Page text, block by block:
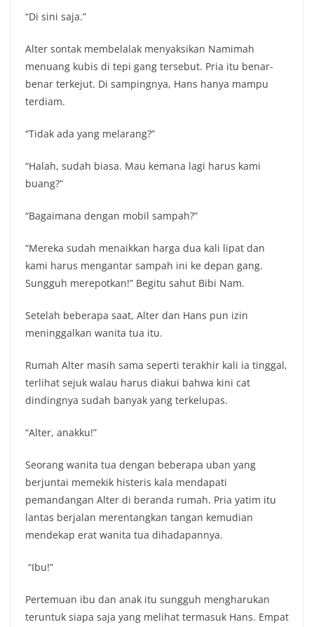
“Di sini saja.”
Alter sontak membelalak menyaksikan Namimah
menuang kubis di tepi gang tersebut. Pria itu benar-
benar terkejut. Di sampingnya, Hans hanya mampu
terdiam.
“Tidak ada yang melarang?”
“Halah, sudah biasa. Mau kemana lagi harus kami
buang?”
“Bagaimana dengan mobil sampah?”
“Mereka sudah menaikkan harga dua kali lipat dan
kami harus mengantar sampah ini ke depan gang.
Sungguh merepotkan!” Begitu sahut Bibi Nam.
Setelah beberapa saat, Alter dan Hans pun izin
meninggalkan wanita tua itu.
Rumah Alter masih sama seperti terakhir kali ia tinggal,
terlihat sejuk walau harus diakui bahwa kini cat
dindingnya sudah banyak yang terkelupas.
“Alter, anakku!”
Seorang wanita tua dengan beberapa uban yang
berjuntai memekik histeris kala mendapati
pemandangan Alter di beranda rumah. Pria yatim itu
lantas berjalan merentangkan tangan kemudian
mendekap erat wanita tua dihadapannya.
“Ibu!”
Pertemuan ibu dan anak itu sungguh mengharukan
teruntuk siapa saja yang melihat termasuk Hans. Empat